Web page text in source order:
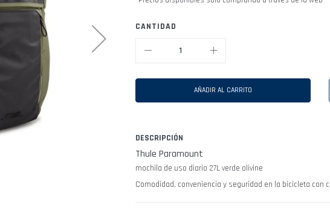
CANTIDAD
AÑADIR AL CARRITO
DESCRIPCIÓN
Thule Paramount
mochila de uso diario 27L verde olivine
Comodidad, conveniencia y seguridad en la bicicleta con